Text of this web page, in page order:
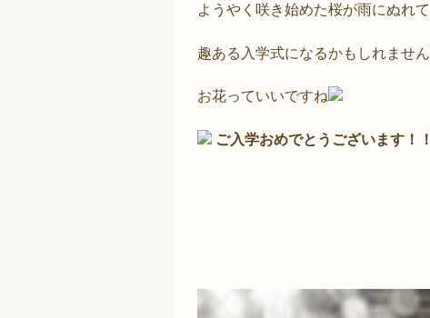
ようやく咲き始めた桜が雨にぬれて
趣ある入学式になるかもしれません
お花っていいですね
ご入学おめでとうございます！！